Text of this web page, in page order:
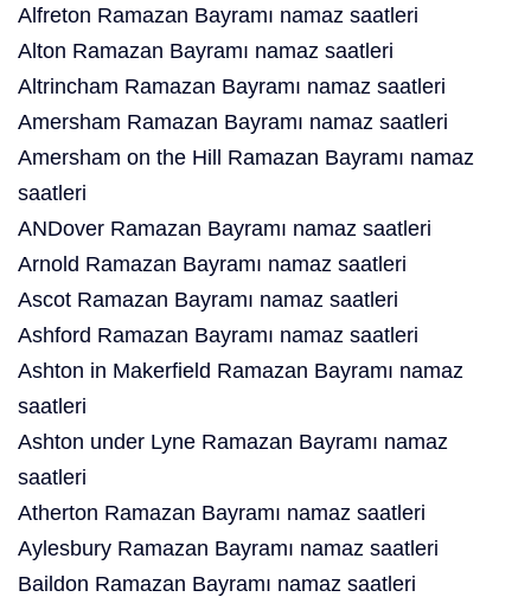
Alfreton Ramazan Bayramı namaz saatleri
Alton Ramazan Bayramı namaz saatleri
Altrincham Ramazan Bayramı namaz saatleri
Amersham Ramazan Bayramı namaz saatleri
Amersham on the Hill Ramazan Bayramı namaz
saatleri
ANDover Ramazan Bayramı namaz saatleri
Arnold Ramazan Bayramı namaz saatleri
Ascot Ramazan Bayramı namaz saatleri
Ashford Ramazan Bayramı namaz saatleri
Ashton in Makerfield Ramazan Bayramı namaz
saatleri
Ashton under Lyne Ramazan Bayramı namaz
saatleri
Atherton Ramazan Bayramı namaz saatleri
Aylesbury Ramazan Bayramı namaz saatleri
Baildon Ramazan Bayramı namaz saatleri